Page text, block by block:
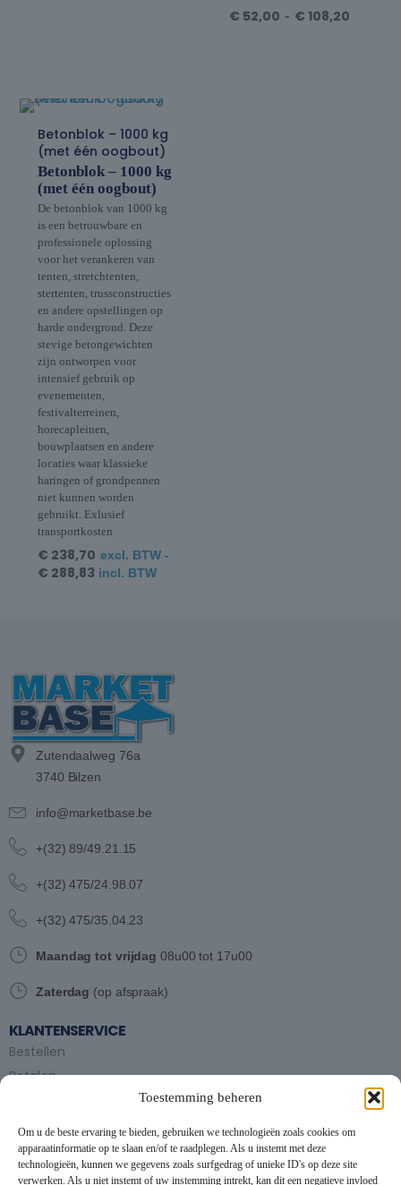
Toestemming beheren
Om u de beste ervaring te bieden, gebruiken we technologieën zoals cookies om
apparaatinformatie op te slaan en/of te raadplegen. Als u instemt met deze
technologieën, kunnen we gegevens zoals surfgedrag of unieke ID's op deze site
verwerken. Als u niet instemt of uw instemming intrekt, kan dit een negatieve invloed
€ 52,00 - € 108,20
Betonblok – 1000 kg
(met één oogbout)
Betonblok – 1000 kg
(met één oogbout)
De betonblok van 1000 kg
is een betrouwbare en
professionele oplossing
voor het verankeren van
tenten, stretchtenten,
stertenten, trussconstructies
en andere opstellingen op
harde ondergrond. Deze
stevige betongewichten
zijn ontworpen voor
intensief gebruik op
evenementen,
festivalterreinen,
horecapleinen,
bouwplaatsen en andere
locaties waar klassieke
haringen of grondpennen
niet kunnen worden
gebruikt. Exlusief
transportkosten
€ 238,70 excl. BTW -
€ 288,83incl. BTW
Zutendaalweg 76a
3740 Bilzen
info@marketbase.be
+(32) 89/49.21.15
+(32) 475/24.98.07
+(32) 475/35.04.23
Maandag tot vrijdag 08u00 tot 17u00
Zaterdag (op afspraak)
KLANTENSERVICE
Bestellen
Betalen
Partytent huren
Handleiding partytenten